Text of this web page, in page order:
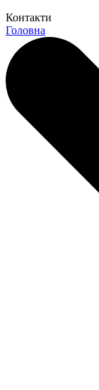
Контакти
Головна